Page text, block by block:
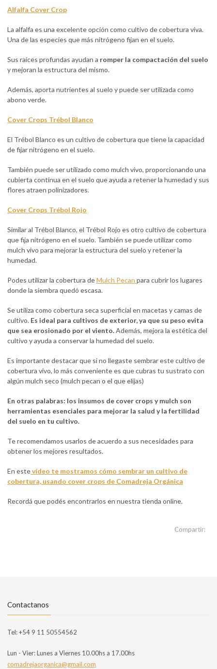
Alfalfa Cover Crop
La alfalfa es una excelente opción como cultivo de cobertura viva.
Una de las especies que más nitrógeno fijan en el suelo.
Sus raíces profundas ayudan a romper la compactación del suelo
y mejoran la estructura del mismo.
Además, aporta nutrientes al suelo y puede ser utilizada como
abono verde.
Cover Crops Trébol Blanco
El Trébol Blanco es un cultivo de cobertura que tiene la capacidad
de fijar nitrógeno en el suelo.
También puede ser utilizado como mulch vivo, proporcionando una
cubierta continua en el suelo que ayuda a retener la humedad y sus
flores atraen polinizadores.
Cover Crops Trébol Rojo
Similar al Trébol Blanco, el Trébol Rojo es otro cultivo de cobertura
que fija nitrógeno en el suelo. También se puede utilizar como
mulch vivo para mejorar la estructura del suelo y retener la
humedad.
Podes utilizar la cobertura deMulch Pecan para cubrir los lugares
donde la siembra quedó escasa.
Se utiliza como cobertura seca superficial en macetas y camas de
cultivo. Es ideal para cultivos de exterior, ya que su peso evita
que sea erosionado por el viento.Además, mejora la estética del
cultivo y ayuda a conservar la humedad del suelo.
Es importante destacar que si no llegaste sembrar este cultivo de
cobertura vivo, lo más conveniente es que cubras tu sustrato con
algún mulch seco (mulch pecan o el que elijas)
En otras palabras: los insumos de cover crops y mulch son
herramientas esenciales para mejorar la salud y la fertilidad
del suelo en tu cultivo.
Te recomendamos usarlos de acuerdo a sus necesidades para
obtener los mejores resultados.
En estevídeo te mostramos cómo sembrar un cultivo de
cobertura, usando cover crops de Comadreja Orgánica
Recordá que podés encontrarlos en nuestra tienda online.
Compartir:
Contactanos
Tel:+54 9 11 50554562
Lun - Vier:Lunes a Viernes 10.00hs a 17.00hs
comadrejaorganica@gmail.com